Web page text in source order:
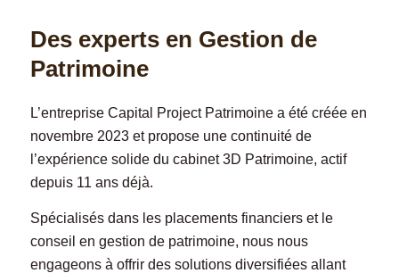
Des experts en Gestion de
Patrimoine
L’entreprise Capital Project Patrimoine a été créée en
novembre 2023 et propose une continuité de
l’expérience solide du cabinet 3D Patrimoine, actif
depuis 11 ans déjà.
Spécialisés dans les placements financiers et le
conseil en gestion de patrimoine, nous nous
engageons à offrir des solutions diversifiées allant